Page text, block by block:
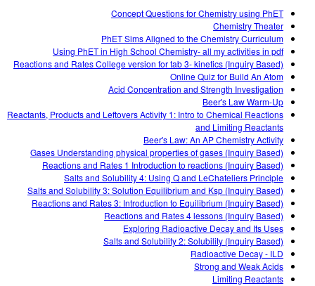
Concept Questions for Chemistry using PhET
Chemistry Theater
PhET Sims Aligned to the Chemistry Curriculum
Using PhET in High School Chemistry- all my activities in pdf
Reactions and Rates College version for tab 3- kinetics (Inquiry Based)
Online Quiz for Build An Atom
Acid Concentration and Strength Investigation
Beer's Law Warm-Up
Reactants, Products and Leftovers Activity 1: Intro to Chemical Reactions
and Limiting Reactants
Beer's Law: An AP Chemistry Activity
Gases Understanding physical properties of gases (Inquiry Based)
Reactions and Rates 1 Introduction to reactions (Inquiry Based)
Salts and Solubility 4: Using Q and LeChateliers Principle
Salts and Solubility 3: Solution Equilibrium and Ksp (Inquiry Based)
Reactions and Rates 3: Introduction to Equilibrium (Inquiry Based)
Reactions and Rates 4 lessons (Inquiry Based)
Exploring Radioactive Decay and Its Uses
Salts and Solubility 2: Solubility (Inquiry Based)
Radioactive Decay - ILD
Strong and Weak Acids
Limiting Reactants